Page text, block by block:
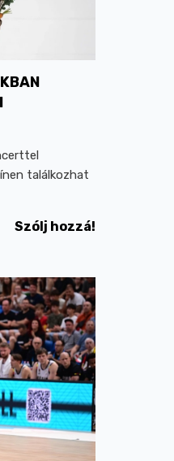
találkozhat
Szólj hozzá!